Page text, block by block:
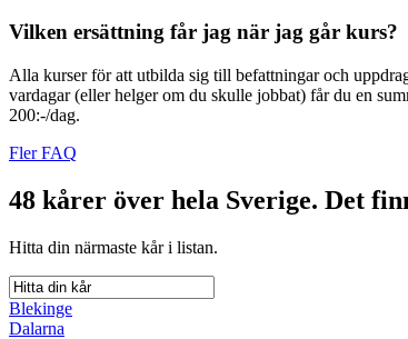
Vilken ersättning får jag när jag går kurs?
Alla kurser för att utbilda sig till befattningar och
vardagar (eller helger om du skulle jobbat) får du en
200:-/dag.
Fler FAQ
48 kårer över hela Sverige. Det
Hitta din närmaste kår i listan.
Blekinge
Dalarna